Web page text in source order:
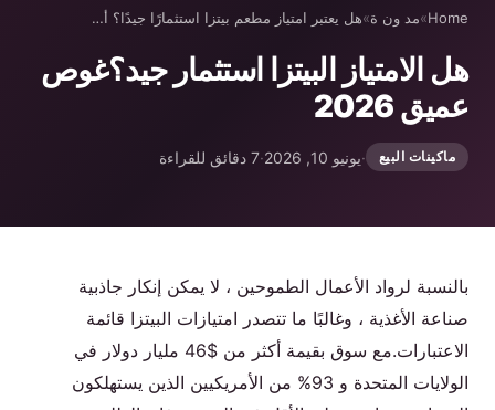
معلومات عنا
مت جر
دراسات حالة حلوى القطن
آلة تحضير مشروبات البروتين
الم نت ج
Home
»مد ون ة»هل يعتبر امتياز مطعم بيتزا استثمارًا جيدًا؟ أ…
هل الامتياز البيتزا استثمار جيد؟غوص
عميق 2026
ماكينات البيع ·يونيو 10, 2026 ·7 دقائق للقراءة
بالنسبة لرواد الأعمال الطموحين ، لا يمكن إنكار جاذبية
صناعة الأغذية ، وغالبًا ما تتصدر امتيازات البيتزا قائمة
الاعتبارات.مع سوق بقيمة أكثر من $46 مليار دولار في
الولايات المتحدة و 93% من الأمريكيين الذين يستهلكون